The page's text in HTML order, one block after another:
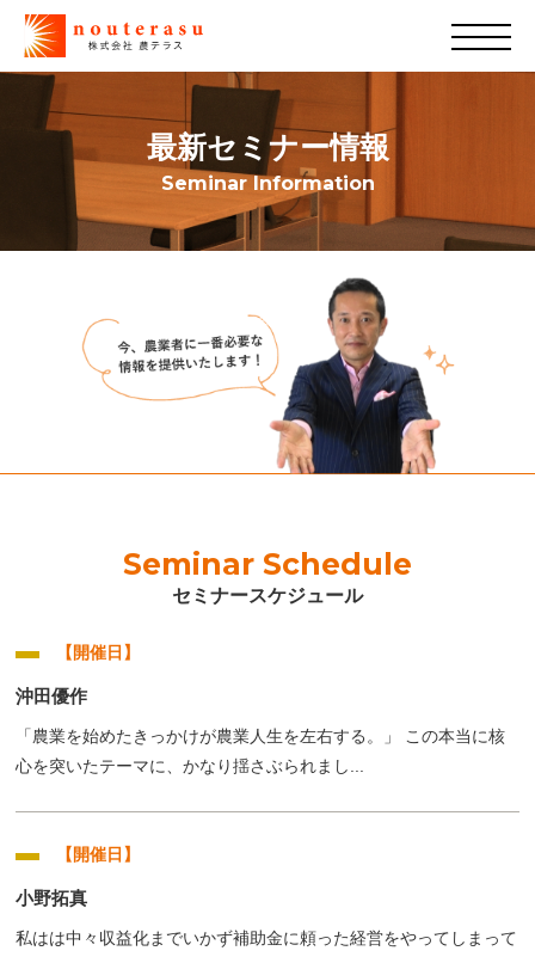
最新セミナー情報
Seminar Information
Seminar Schedule
セミナースケジュール
【開催日】
沖田優作
「農業を始めたきっかけが農業人生を左右する。」 この本当に核
心を突いたテーマに、かなり揺さぶられまし...
【開催日】
小野拓真
私はは中々収益化までいかず補助金に頼った経営をやってしまって